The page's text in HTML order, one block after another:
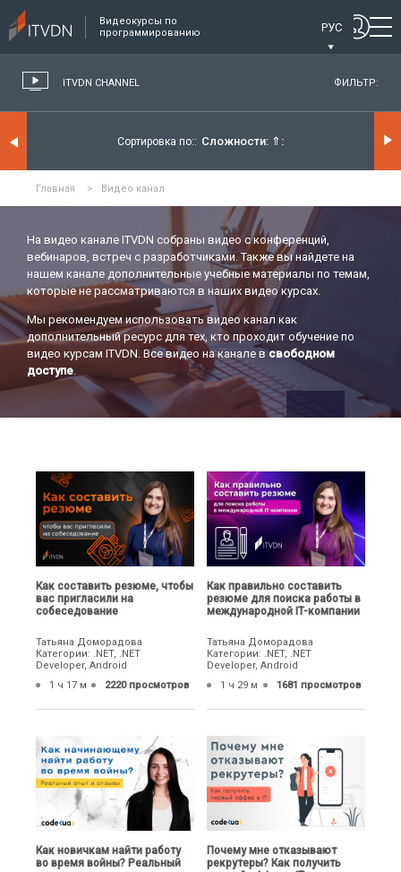
Видеокурсы по
программированию
РУС
ITVDN CHANNEL ФИЛЬТР:
Сортировка по: Сложности: ⇑
Главная > Видео канал
На видео канале ITVDN собраны видео с конференций,
вебинаров, встреч с разработчиками. Также вы найдете на
нашем канале дополнительные учебные материалы по темам,
которые не рассматриваются в наших видео курсах.
Мы рекомендуем использовать видео канал как
дополнительный ресурс для тех, кто проходит обучение по
видео курсам ITVDN. Все видео на канале всвободном
доступе.
Как составить резюме, чтобы
вас пригласили на
собеседование
Татьяна Доморадова
Категории: .NET, .NET
Developer, Android
1 ч 17 м
2220 просмотров
Как правильно составить
резюме для поиска работы в
международной IT-компании
Татьяна Доморадова
Категории: .NET, .NET
Developer, Android
1 ч 29 м
1681 просмотров
Как новичкам найти работу
во время войны? Реальный
Почему мне отказывают
рекрутеры? Как получить